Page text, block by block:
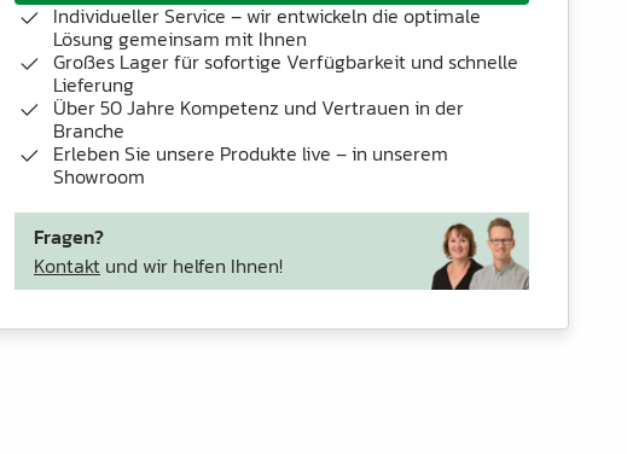
Individueller Service – wir entwickeln die optimale
Lösung gemeinsam mit Ihnen
Großes Lager für sofortige Verfügbarkeit und schnelle
Lieferung
Über 50 Jahre Kompetenz und Vertrauen in der
Branche
Erleben Sie unsere Produkte live – in unserem
Showroom
Fragen?
Kontakt und wir helfen Ihnen!